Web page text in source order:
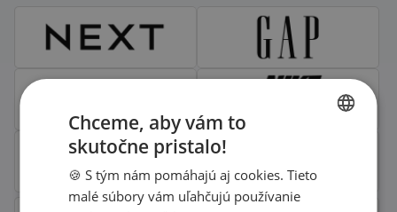
ENGLISH
Chceme, aby vám to
skutočne pristalo!
🍪 S tým nám pomáhajú aj cookies. Tieto
malé súbory vám uľahčujú používanie